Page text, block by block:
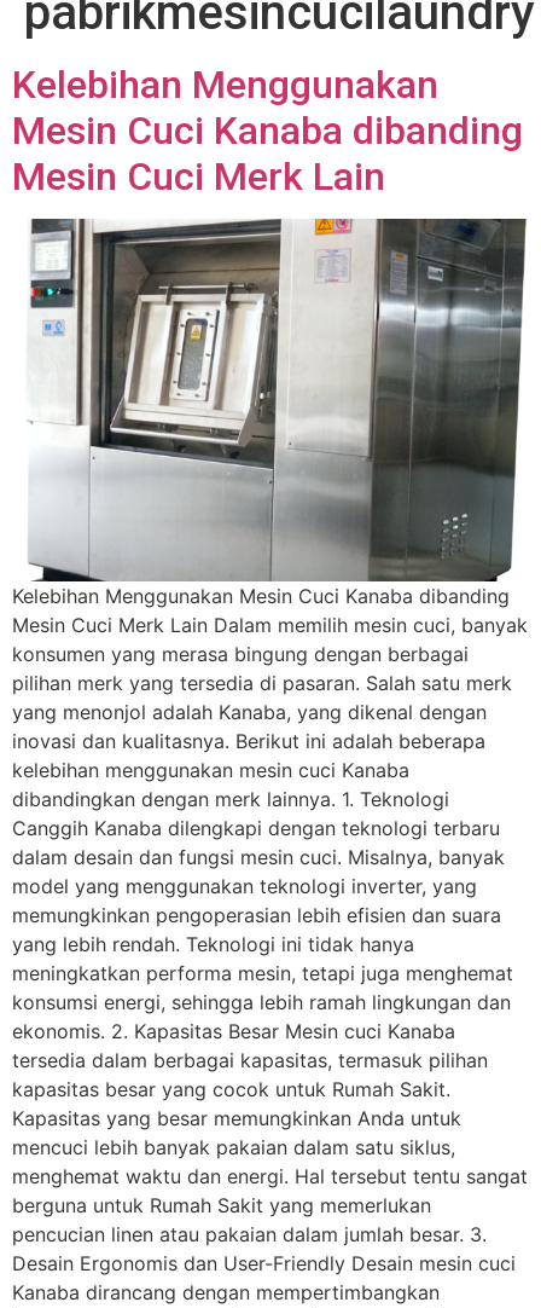
pabrikmesincucilaundry
Kelebihan Menggunakan
Mesin Cuci Kanaba dibanding
Mesin Cuci Merk Lain
Kelebihan Menggunakan Mesin Cuci Kanaba dibanding
Mesin Cuci Merk Lain Dalam memilih mesin cuci, banyak
konsumen yang merasa bingung dengan berbagai
pilihan merk yang tersedia di pasaran. Salah satu merk
yang menonjol adalah Kanaba, yang dikenal dengan
inovasi dan kualitasnya. Berikut ini adalah beberapa
kelebihan menggunakan mesin cuci Kanaba
dibandingkan dengan merk lainnya. 1. Teknologi
Canggih Kanaba dilengkapi dengan teknologi terbaru
dalam desain dan fungsi mesin cuci. Misalnya, banyak
model yang menggunakan teknologi inverter, yang
memungkinkan pengoperasian lebih efisien dan suara
yang lebih rendah. Teknologi ini tidak hanya
meningkatkan performa mesin, tetapi juga menghemat
konsumsi energi, sehingga lebih ramah lingkungan dan
ekonomis. 2. Kapasitas Besar Mesin cuci Kanaba
tersedia dalam berbagai kapasitas, termasuk pilihan
kapasitas besar yang cocok untuk Rumah Sakit.
Kapasitas yang besar memungkinkan Anda untuk
mencuci lebih banyak pakaian dalam satu siklus,
menghemat waktu dan energi. Hal tersebut tentu sangat
berguna untuk Rumah Sakit yang memerlukan
pencucian linen atau pakaian dalam jumlah besar. 3.
Desain Ergonomis dan User-Friendly Desain mesin cuci
Kanaba dirancang dengan mempertimbangkan